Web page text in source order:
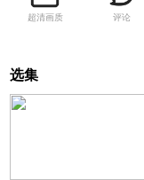
超清画质 评论
选集